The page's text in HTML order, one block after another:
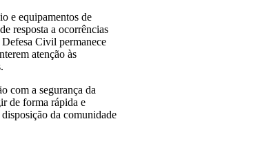
e equipamentos de
resposta a ocorrências
Civil permanece
atenção às
com a segurança da
de forma rápida e
da comunidade